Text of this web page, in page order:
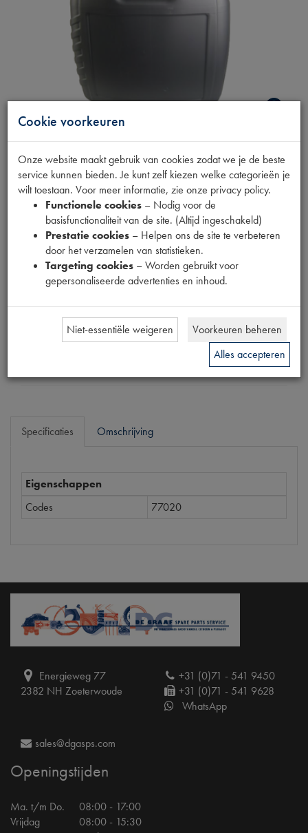
SPOELTHINNER 20L
Fabrikant
Productnummer
1915101
€86,55 (€71,53excl. btw)
Dit product kan op dit moment niet besteld worden
Specificaties Omschrijving
Eigenschappen
Codes
77020
Energieweg 77
2382 NH Zoeterwoude
+31 (0)71 - 541 9450
+31 (0)71 - 541 9628
WhatsApp
sales@dgasps.com
Openingstijden
Ma. t/m Do.
08:00 - 17:00
Vrijdag
08:00 - 15:30
Cookie voorkeuren
Onze website maakt gebruik van cookies zodat we je de beste
service kunnen bieden. Je kunt zelf kiezen welke categorieën je
wilt toestaan. Voor meer informatie, zie onze privacy policy.
Functionele cookies – Nodig voor de
basisfunctionaliteit van de site. (Altijd ingeschakeld)
Prestatie cookies – Helpen ons de site te verbeteren
door het verzamelen van statistieken.
Targeting cookies – Worden gebruikt voor
gepersonaliseerde advertenties en inhoud.
Niet-essentiële weigeren
Voorkeuren beheren
Alles accepteren